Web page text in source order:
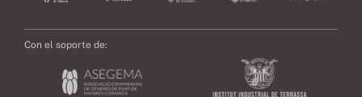
Con el soporte de: